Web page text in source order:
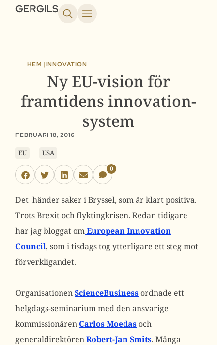
GERGILS
HEM |INNOVATION
Ny EU-vision för
framtidens innovation-
system
FEBRUARI 18, 2016
EU USA
0
Det händer saker i Bryssel, som är klart positiva.
Trots Brexit och flyktingkrisen. Redan tidigare
har jag bloggat omEuropean Innovation
Council, som i tisdags tog ytterligare ett steg mot
förverkligandet.
OrganisationenScienceBusiness ordnade ett
helgdags-seminarium med den ansvarige
kommissionären Carlos Moedas och
generaldirektörenRobert-Jan Smits. Många